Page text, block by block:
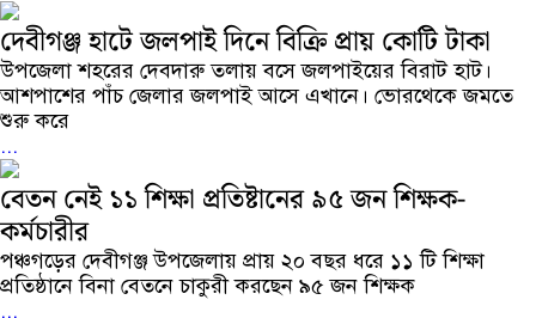
দেবীগঞ্জ হাটে জলপাই দিনে বিক্রি প্রায় কোটি টাকা
উপজেলা শহরের দেবদারু তলায় বসে জলপাইয়ের বিরাট হাট।
আশপাশের পাঁচ জেলার জলপাই আসে এখানে। ভোরথেকে জমতে
শুরু করে
...
বেতন নেই ১১ শিক্ষা প্রতিষ্টানের ৯৫ জন শিক্ষক-
কর্মচারীর
পঞ্চগড়ের দেবীগঞ্জ উপজেলায় প্রায় ২০ বছর ধরে ১১ টি শিক্ষা
প্রতিষ্ঠানে বিনা বেতনে চাকুরী করছেন ৯৫ জন শিক্ষক
...